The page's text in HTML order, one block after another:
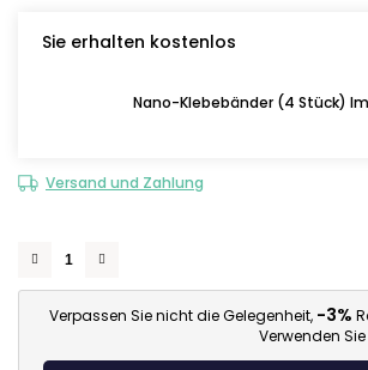
Sie erhalten kostenlos
Nano-Klebebänder (4 Stück)
Versand und Zahlung
Verpassen Sie nicht die Gelegenheit, -3%
Verwenden